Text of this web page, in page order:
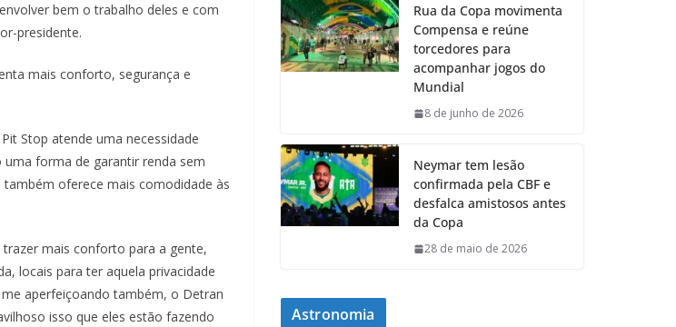
bem o trabalho deles e com
presidente.
mais conforto, segurança e
Stop atende uma necessidade
forma de garantir renda sem
oferece mais comodidade às
mais conforto para a gente,
locais para ter aquela privacidade
aperfeiçoando também, o Detran
isso que eles estão fazendo
Rua da Copa movimenta
Compensa e reúne
torcedores para
acompanhar jogos do
Mundial
8 de junho de 2026
Neymar tem lesão
confirmada pela CBF e
desfalca amistosos antes
da Copa
28 de maio de 2026
Astronomia